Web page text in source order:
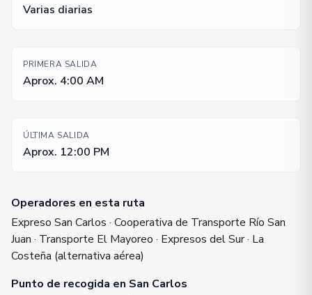
Varias diarias
PRIMERA SALIDA
Aprox. 4:00 AM
ÚLTIMA SALIDA
Aprox. 12:00 PM
Operadores en esta ruta
Expreso San Carlos · Cooperativa de Transporte Río San
Juan · Transporte El Mayoreo · Expresos del Sur · La
Costeña (alternativa aérea)
Punto de recogida en San Carlos